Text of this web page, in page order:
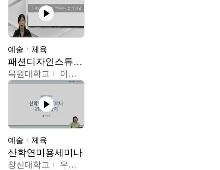
예술ㆍ체육
패션디자인스튜디오
목원대학교 이건희
예술ㆍ체육
산학연미용세미나
창신대학교 우미옥,오윤경,박선이